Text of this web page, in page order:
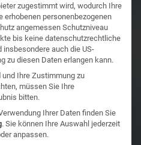
zugestimmt wird, wodurch Ihre
erhobenen personenbezogenen
angemessen Schutzniveau
bis keine datenschutzrechtliche
insbesondere auch die US-
zu diesen Daten erlangen kann.
Ihre Zustimmung zu
müssen Sie Ihre
bitten.
Ihrer Daten finden Sie
. Sie können Ihre Auswahl jederzeit
anpassen.